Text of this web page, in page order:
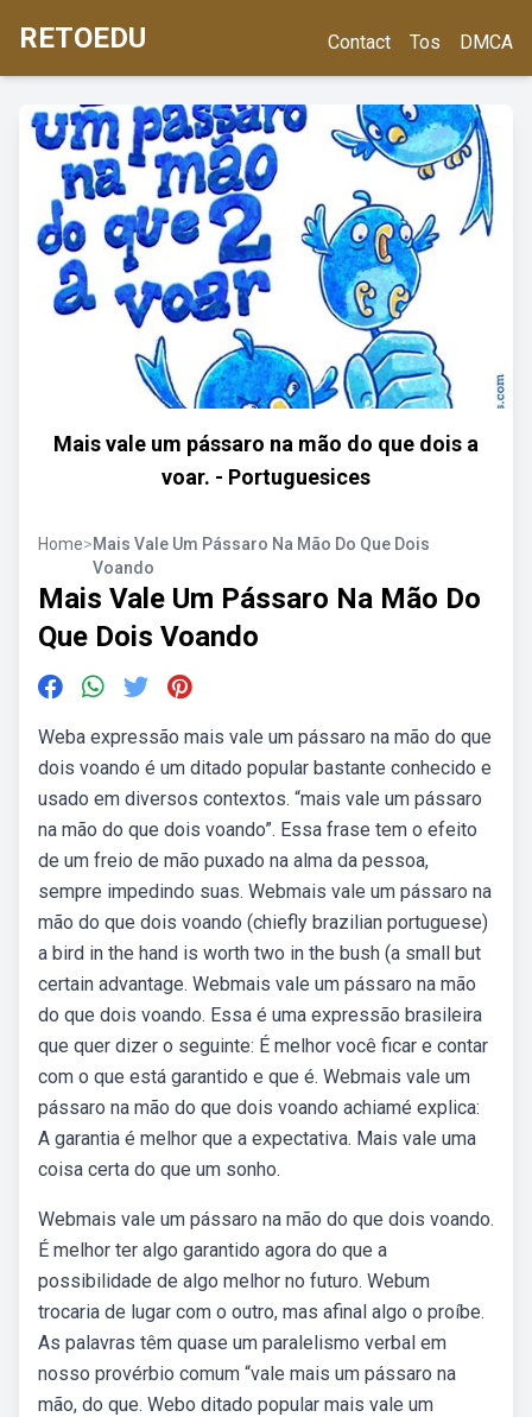
RETOEDU Contact Tos DMCA
Mais vale um pássaro na mão do que dois a
voar. - Portuguesices
Home>Mais Vale Um Pássaro Na Mão Do Que Dois
Voando
Mais Vale Um Pássaro Na Mão Do
Que Dois Voando
Weba expressão mais vale um pássaro na mão do que
dois voando é um ditado popular bastante conhecido e
usado em diversos contextos. “mais vale um pássaro
na mão do que dois voando”. Essa frase tem o efeito
de um freio de mão puxado na alma da pessoa,
sempre impedindo suas. Webmais vale um pássaro na
mão do que dois voando (chiefly brazilian portuguese)
a bird in the hand is worth two in the bush (a small but
certain advantage. Webmais vale um pássaro na mão
do que dois voando. Essa é uma expressão brasileira
que quer dizer o seguinte: É melhor você ficar e contar
com o que está garantido e que é. Webmais vale um
pássaro na mão do que dois voando achiamé explica:
A garantia é melhor que a expectativa. Mais vale uma
coisa certa do que um sonho.
Webmais vale um pássaro na mão do que dois voando.
É melhor ter algo garantido agora do que a
possibilidade de algo melhor no futuro. Webum
trocaria de lugar com o outro, mas afinal algo o proíbe.
As palavras têm quase um paralelismo verbal em
nosso provérbio comum “vale mais um pássaro na
mão, do que. Webo ditado popular mais vale um